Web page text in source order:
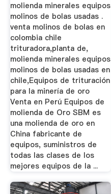
molienda minerales equipos
molinos de bolas usadas .
venta molinos de bolas en
colombia chile
trituradora,planta de,
molienda minerales equipos
molinos de bolas usadas en
chile,Equipos de trituración
para la minería de oro
Venta en Perú Equipos de
molienda de Oro SBM es
una molienda de oro en
China fabricante de
equipos, suministros de
todas las clases de los
mejores equipos de la ...